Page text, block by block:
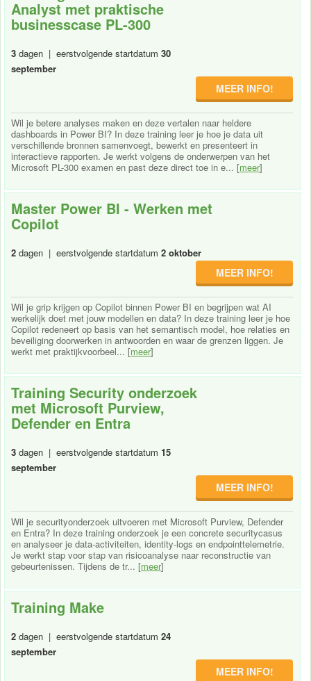
Analyst met praktische
businesscase PL-300
3 dagen | eerstvolgende startdatum 30
september
MEER INFO!
Wil je betere analyses maken en deze vertalen naar heldere
dashboards in Power BI? In deze training leer je hoe je data uit
verschillende bronnen samenvoegt, bewerkt en presenteert in
interactieve rapporten. Je werkt volgens de onderwerpen van het
Microsoft PL-300 examen en past deze direct toe in e... [meer]
Master Power BI - Werken met
Copilot
2 dagen | eerstvolgende startdatum 2 oktober
MEER INFO!
Wil je grip krijgen op Copilot binnen Power BI en begrijpen wat AI
werkelijk doet met jouw modellen en data? In deze training leer je hoe
Copilot redeneert op basis van het semantisch model, hoe relaties en
beveiliging doorwerken in antwoorden en waar de grenzen liggen. Je
werkt met praktijkvoorbeel... [meer]
Training Security onderzoek
met Microsoft Purview,
Defender en Entra
3 dagen | eerstvolgende startdatum 15
september
MEER INFO!
Wil je securityonderzoek uitvoeren met Microsoft Purview, Defender
en Entra? In deze training onderzoek je een concrete securitycasus
en analyseer je data-activiteiten, identity-logs en endpointtelemetrie.
Je werkt stap voor stap van risicoanalyse naar reconstructie van
gebeurtenissen. Tijdens de tr... [meer]
Training Make
2 dagen | eerstvolgende startdatum 24
september
MEER INFO!